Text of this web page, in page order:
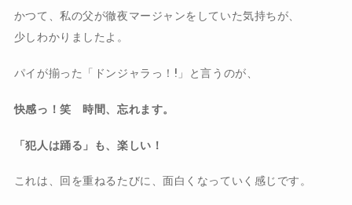
かつて、私の父が徹夜マージャンをしていた気持ちが、
少しわかりましたよ。
パイが揃った「ドンジャラっ！!」と言うのが、
快感っ！笑 時間、忘れます。
「犯人は踊る」も、楽しい！
これは、回を重ねるたびに、面白くなっていく感じです。